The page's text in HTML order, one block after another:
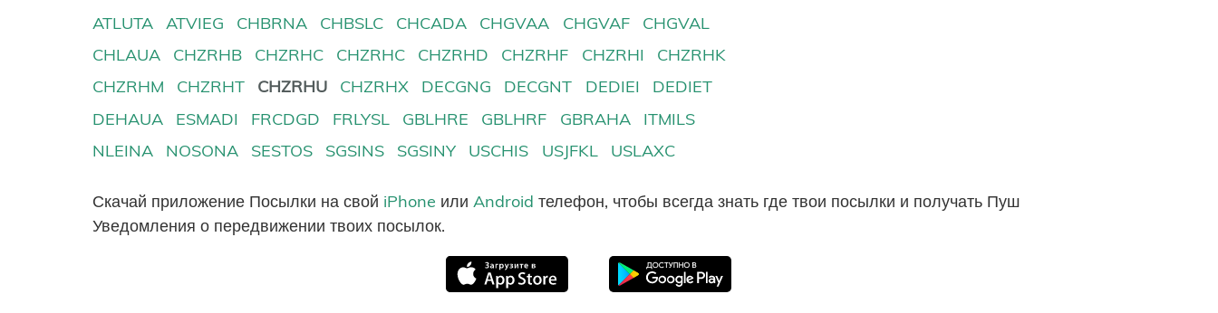
ATLUTA ATVIEG CHBRNA CHBSLC CHCADA CHGVAA CHGVAF
CHGVAL
CHLAUA
CHZRHB CHZRHC CHZRHC CHZRHD CHZRHF CHZRHI
CHZRHK
CHZRHM
CHZRHT CHZRHU CHZRHX DECGNG DECGNT DEDIEI
DEDIET
DEHAUA
ESMADI FRCDGD FRLYSL GBLHRE GBLHRF GBRAHA
ITMILS
NLEINA
NOSONA SESTOS SGSINS SGSINY USCHIS USJFKL USLAXC
Скачай приложение Посылки на свой iPhone или Android телефон, чтобы всегда знать где твои посылки и получать Пуш
Уведомления о передвижении твоих посылок.